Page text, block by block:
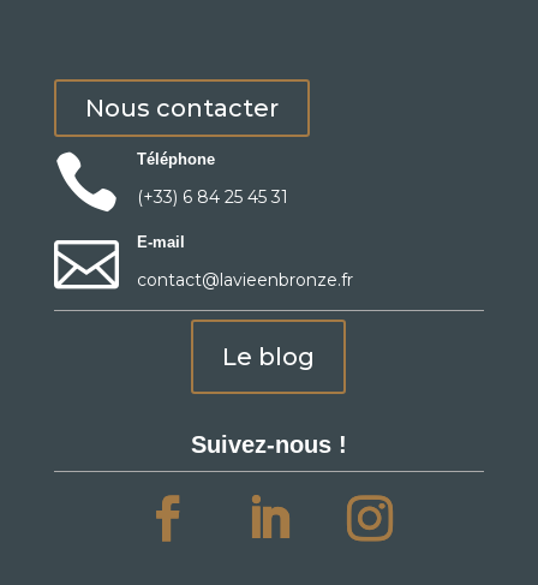
Nous contacter
 Téléphone
(+33) 6 84 25 45 31
 E-mail
contact@lavieenbronze.fr
Le blog
Suivez-nous !